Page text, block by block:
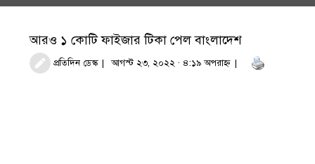
আরও ১ কোটি ফাইজার টিকা পেল বাংলাদেশ
প্রতিদিন ডেস্ক আগস্ট ২৩, ২০২২ · ৪:১৯ অপরাহ্ণ